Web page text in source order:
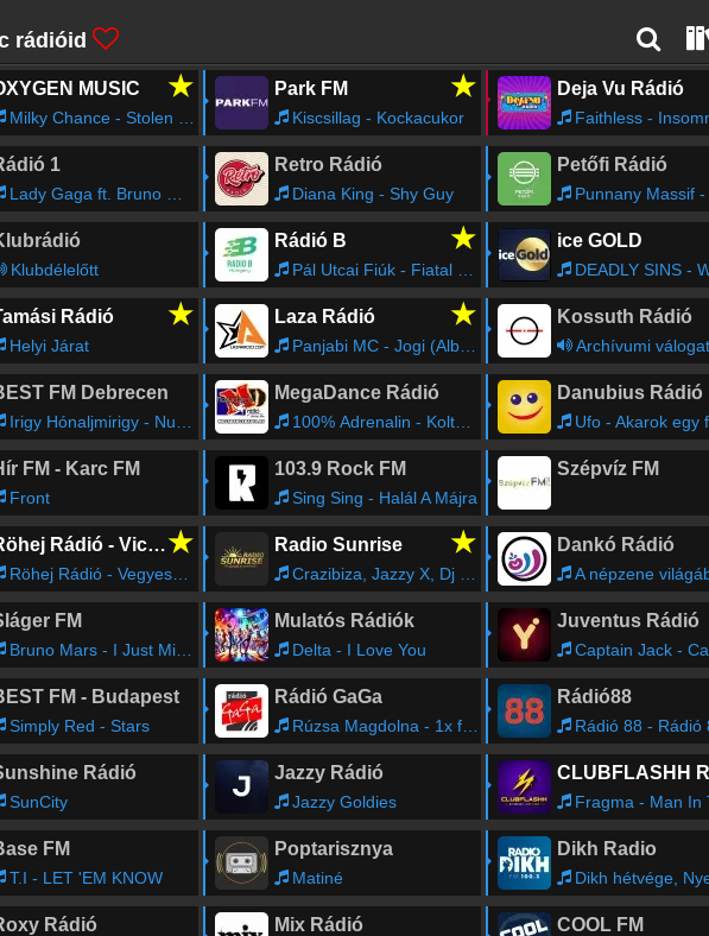
rádióid
MUSIC ★
Milky Chance - Stolen Dance
Park FM ★
Kiscsillag - Kockacukor
Deja Vu Rádió
Faithless -
1
Lady Gaga ft. Bruno Mars - Die With A Smile
Retro Rádió
Diana King - Shy Guy
Petőfi Rádió
Punnany Massif -
Klubdélelőtt
Rádió B ★
Pál Utcai Fiúk - Fiatal Lányok
ice GOLD
DEADLY SINS - We are going
Rádió ★
Helyi Járat
Laza Rádió ★
Panjabi MC - Jogi (Album Version)
Kossuth Rádió
Archívumi
FM Debrecen
Irigy Hónaljmirigy - Numerakirály
MegaDance Rádió
100% Adrenalin - Koltai Laci
Danubius Rádió
Ufo - Akarok egy
FM - Karc FM
Front
103.9 Rock FM
Sing Sing - Halál A Májra
Szépvíz FM
Röhej Rádió - Vicc az egész★
Röhej Rádió - Vegyes1439
Radio Sunrise ★
Crazibiza, Jazzy X, Dj Julz - Azura Girl (Original Mix)
Dankó Rádió
A népzene világából (Népzene
FM
Bruno Mars - I Just Might
Mulatós Rádiók
Delta - I Love You
Juventus Rádió
Captain Jack -
FM - Budapest
Simply Red - Stars
Rádió GaGa
Rúzsa Magdolna - 1x fent 1x lent
Rádió88
Rádió 88 - Rádió
Rádió
SunCity
Jazzy Rádió
Jazzy Goldies Fragma - Man In The Moon (2003 Club
FM
T.I - LET 'EM KNOW
Poptarisznya
Matiné
Dikh Radio
Dikh hétvége,
Rádió Mix Rádió COOL FM